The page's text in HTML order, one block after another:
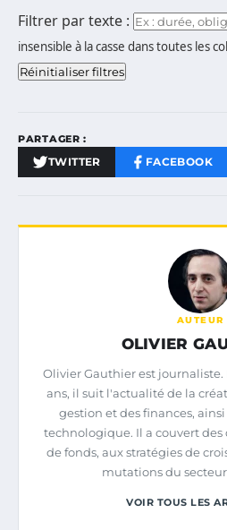
Filtrer par texte :
insensible à la casse dans toutes les
Réinitialiser filtres
PARTAGER :
TWITTER FACEBOOK
AUTEUR
OLIVIER
Olivier Gauthier est
ans, il suit l'actualité de la
gestion et des finances,
technologique. Il a couvert des
de fonds, aux stratégies de
mutations du
VOIR TOUS LES